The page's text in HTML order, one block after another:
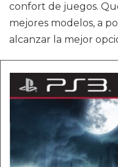
confort de juegos.
mejores modelos, a
alcanzar la mejor